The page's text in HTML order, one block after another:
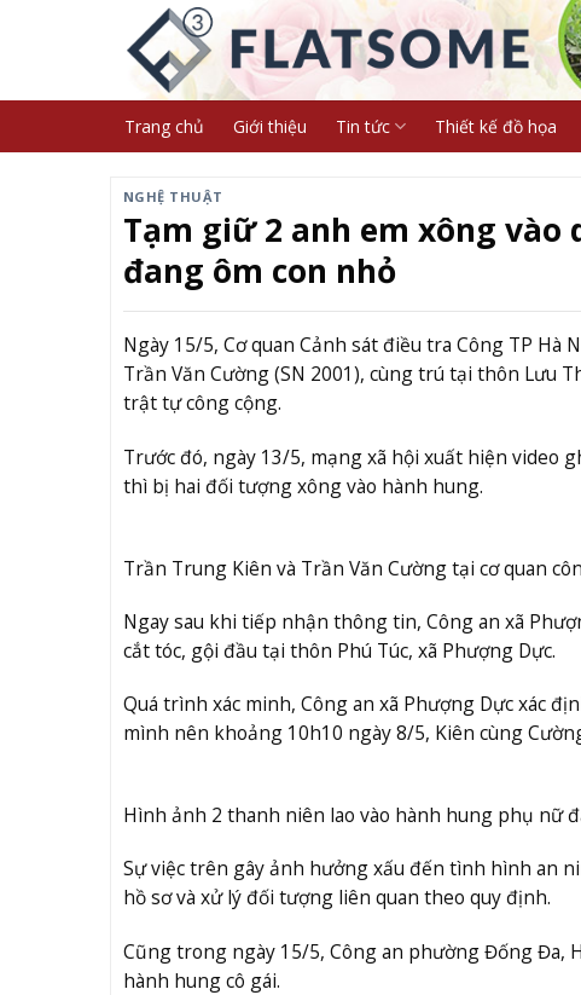
Trang chủ Giới thiệu Tin tức Thiết kế đồ họa
NGHỆ THUẬT
Tạm giữ 2 anh em xông
đang ôm con nhỏ
Ngày 15/5, Cơ quan Cảnh sát điều tra Công TP
Trần Văn Cường (SN 2001), cùng trú tại thôn Lưu
trật tự công cộng.
Trước đó, ngày 13/5, mạng xã hội xuất hiện video
thì bị hai đối tượng xông vào hành hung.
Trần Trung Kiên và Trần Văn Cường tại cơ quan
Ngay sau khi tiếp nhận thông tin, Công an xã
cắt tóc, gội đầu tại thôn Phú Túc, xã Phượng Dực.
Quá trình xác minh, Công an xã Phượng Dực xác
mình nên khoảng 10h10 ngày 8/5, Kiên cùng
Hình ảnh 2 thanh niên lao vào hành hung phụ nữ
Sự việc trên gây ảnh hưởng xấu đến tình hình an
hồ sơ và xử lý đối tượng liên quan theo quy định.
Cũng trong ngày 15/5, Công an phường Đống Đa,
hành hung cô gái.